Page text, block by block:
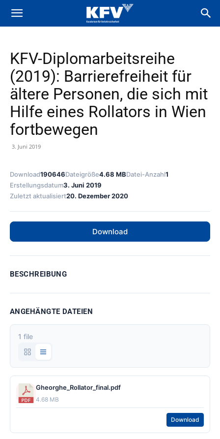
KFV-Diplomarbeitsreihe
(2019): Barrierefreiheit für
ältere Personen, die sich mit
Hilfe eines Rollators in Wien
fortbewegen
3. Juni 2019
Download190646Dateigröße4.68 MBDatei-Anzahl1
Erstellungsdatum3. Juni 2019
Zuletzt aktualisiert20. Dezember 2020
Download
BESCHREIBUNG
ANGEHÄNGTE DATEIEN
1 file
Gheorghe_Rollator_final.pdf
4.68 MB
Download